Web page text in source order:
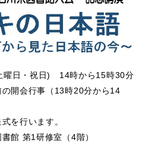
曜日・祝日) 14時から15時30分
開会行事（13時20分から14
行います。
館 第1研修室（4階）